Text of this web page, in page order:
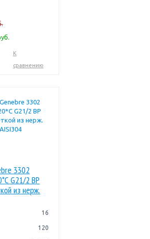
К
сравнению
3302
G21/2 ВР
из нерж.
16
120